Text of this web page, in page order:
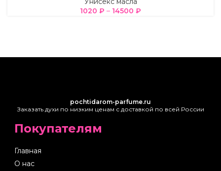
1020 ₽ – 14500 ₽
pochtidarom-parfume.ru
Заказать духи по низким ценам с доставкой по всей России
Покупателям
Главная
О нас